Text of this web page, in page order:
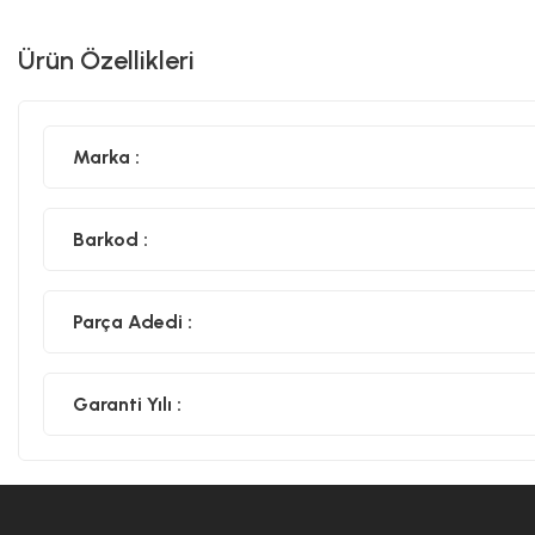
Ürün Özellikleri
Marka :
Barkod :
Parça Adedi :
Garanti Yılı :